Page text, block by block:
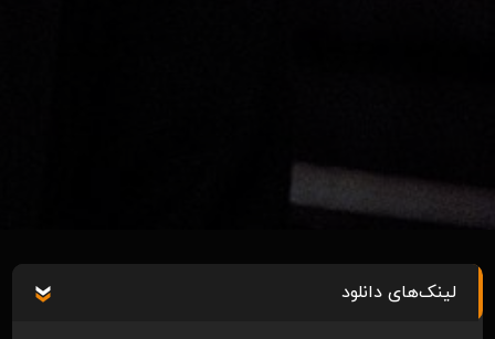
لینک‌های دانلود